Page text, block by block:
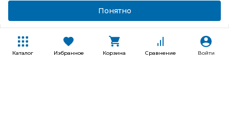
Каталог Избранное Корзина Сравнение Войти
Покупателям
Понятно